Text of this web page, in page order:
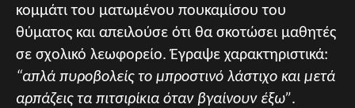
κομμάτι του ματωμένου πουκαμίσου του
θύματος και απειλούσε ότι θα σκοτώσει μαθητές
σε σχολικό λεωφορείο. Έγραψε χαρακτηριστικά:
“απλά πυροβολείς το μπροστινό λάστιχο και μετά
αρπάζεις τα πιτσιρίκια όταν βγαίνουν έξω”.